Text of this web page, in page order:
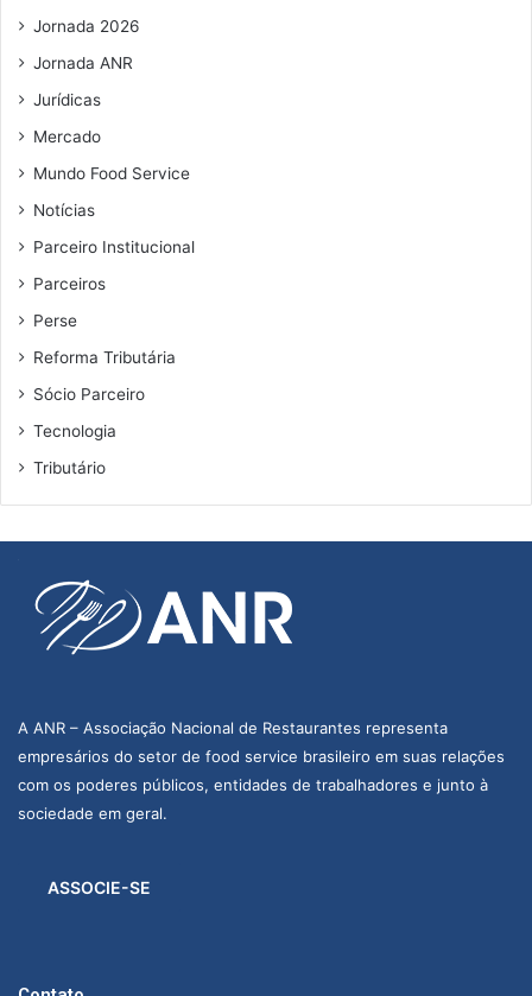
Jornada 2026
Jornada ANR
Jurídicas
Mercado
Mundo Food Service
Notícias
Parceiro Institucional
Parceiros
Perse
Reforma Tributária
Sócio Parceiro
Tecnologia
Tributário
A ANR – Associação Nacional de Restaurantes representa
empresários do setor de food service brasileiro em suas relações
com os poderes públicos, entidades de trabalhadores e junto à
sociedade em geral.
ASSOCIE-SE